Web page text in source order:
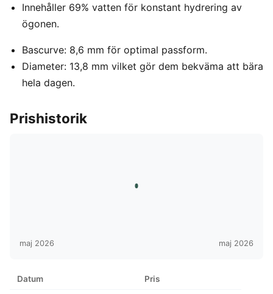
Innehåller 69% vatten för konstant hydrering av
ögonen.
Bascurve: 8,6 mm för optimal passform.
Diameter: 13,8 mm vilket gör dem bekväma att bära
hela dagen.
Prishistorik
maj 2026 maj 2026
Datum Pris